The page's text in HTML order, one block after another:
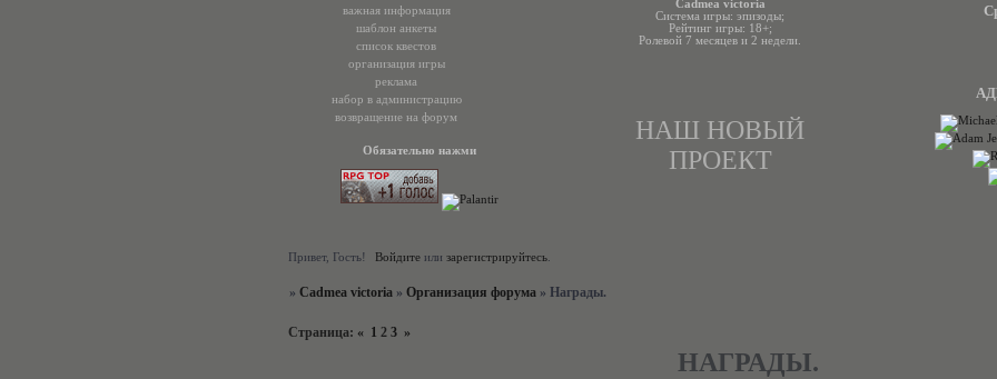
важная информация
шаблон анкеты
список квестов
организация игры
реклама
набор в администрацию
возвращение на форум
Обязательно нажми
Cadmea victoria
Система игры: эпизоды;
Рейтинг игры: 18+;
Ролевой 7 месяцев и 2 недели.
НАШ НОВЫЙ
ПРОЕКТ
Привет, Гость! Войдитеили зарегистрируйтесь.
» Cadmea victoria » Организация форума » Награды.
НАГРАДЫ.
Страница: « 1 2 3 »